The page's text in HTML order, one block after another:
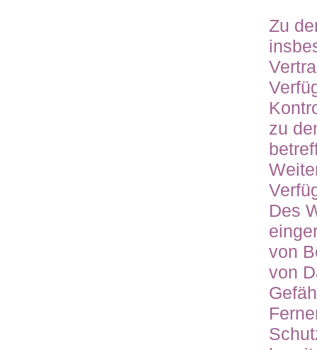
Zu
zu
Des
von
von